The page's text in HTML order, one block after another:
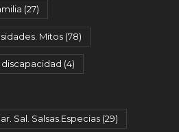
(27)
Mitos (78)
discapacidad (4)
Sal. Salsas.Especias (29)